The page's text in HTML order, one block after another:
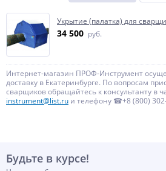
Укрытие (палатка) для
34 500 руб.
Интернет-магазин ПРОФ-Инструмент
доставку в Екатеринбурге. По вопросам
сварщиков обращайтесь к консультанту в
instrument@list.ru и телефону ☎+8 (800)
Будьте в курсе!